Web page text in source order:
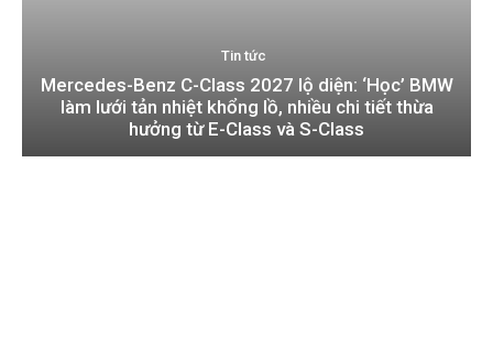
Tin tức
Mercedes-Benz C-Class 2027 lộ diện: ‘Học’ BMW
làm lưới tản nhiệt khổng lồ, nhiều chi tiết thừa
hưởng từ E-Class và S-Class